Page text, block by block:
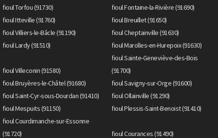
fioul Torfou (91730)
fioul Fontaine-la-Rivière (91690)
fioul Itteville (91760)
fioul Breuillet (91650)
fioul Villiers-le-Bâcle (91190)
fioul Cheptainville (91630)
fioul Lardy (91510)
fioul Marolles-en-Hurepoix (91630)
fioul Villeconin (91580)
fioul Sainte-Geneviève-des-Bois
(91700)
fioul Bruyères-le-Châtel (91680)
fioul Savigny-sur-Orge (91600)
fioul Saint-Cyr-sous-Dourdan (91410)
fioul Ollainville (91290)
fioul Mespuits (91150)
fioul Plessis-Saint-Benoist (91410)
fioul Courdimanche-sur-Essonne
(91720)
fioul Courances (91490)